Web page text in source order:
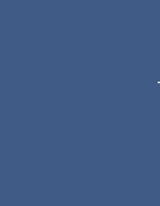
odborníkov
oblastiach:
Voľby do